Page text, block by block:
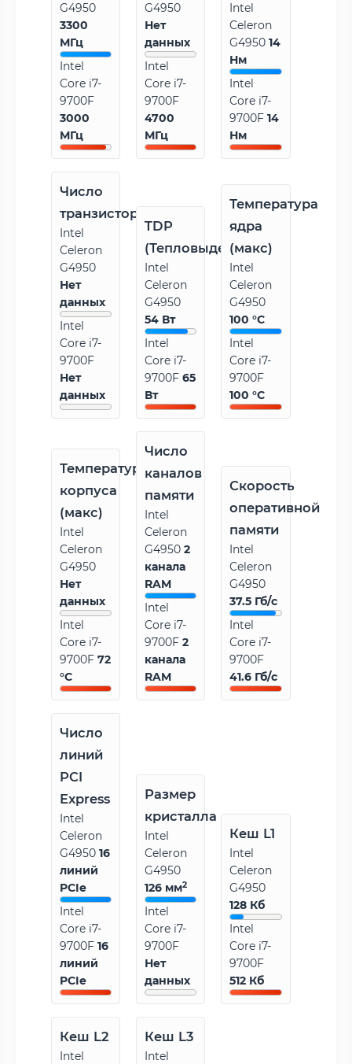
G4950
3300
МГц
Intel
Core i7-
9700F
3000
МГц
G4950
Нет
данных
Intel
Core i7-
9700F
4700
МГц
Intel
Celeron
G495014
Нм
Intel
Core i7-
9700F14
Нм
Число
транзисторов
Intel
Celeron
G4950
Нет
данных
Intel
Core i7-
9700F
Нет
данных
TDP
(Тепловыделение)
Intel
Celeron
G4950
54 Вт
Intel
Core i7-
9700F65
Вт
Температура
ядра
(макс)
Intel
Celeron
G4950
100 °C
Intel
Core i7-
9700F
100 °C
Температура
корпуса
(макс)
Intel
Celeron
G4950
Нет
данных
Intel
Core i7-
9700F 72
°C
Число
каналов
памяти
Intel
Celeron
G49502
канала
RAM
Intel
Core i7-
9700F2
канала
RAM
Скорость
оперативной
памяти
Intel
Celeron
G4950
37.5 Гб/с
Intel
Core i7-
9700F
41.6 Гб/с
Число
линий
PCI
Express
Intel
Celeron
G4950 16
линий
PCIe
Intel
Core i7-
9700F 16
линий
PCIe
Размер
кристалла
Intel
Celeron
G4950
126 мм2
Intel
Core i7-
9700F
Нет
данных
Кеш L1
Intel
Celeron
G4950
128 Кб
Intel
Core i7-
9700F
512 Кб
Кеш L2
Intel
Кеш L3
Intel